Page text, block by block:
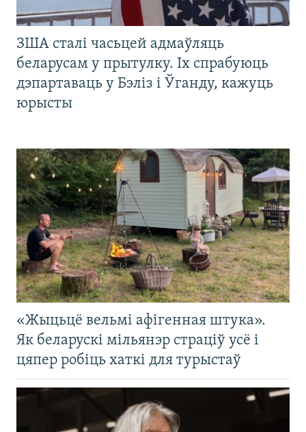
ЗША сталі часьцей адмаўляць
беларусам у прытулку. Іх спрабуюць
дэпартаваць у Бэліз і Ўганду, кажуць
юрысты
«Жыцьцё вельмі афігенная штука».
Як беларускі мільянэр страціў усё і
цяпер робіць хаткі для турыстаў